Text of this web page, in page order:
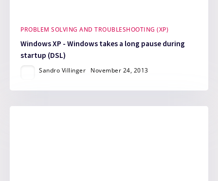
PROBLEM SOLVING AND TROUBLESHOOTING (XP)
Windows XP - Windows takes a long pause during
startup (DSL)
Sandro Villinger November 24, 2013